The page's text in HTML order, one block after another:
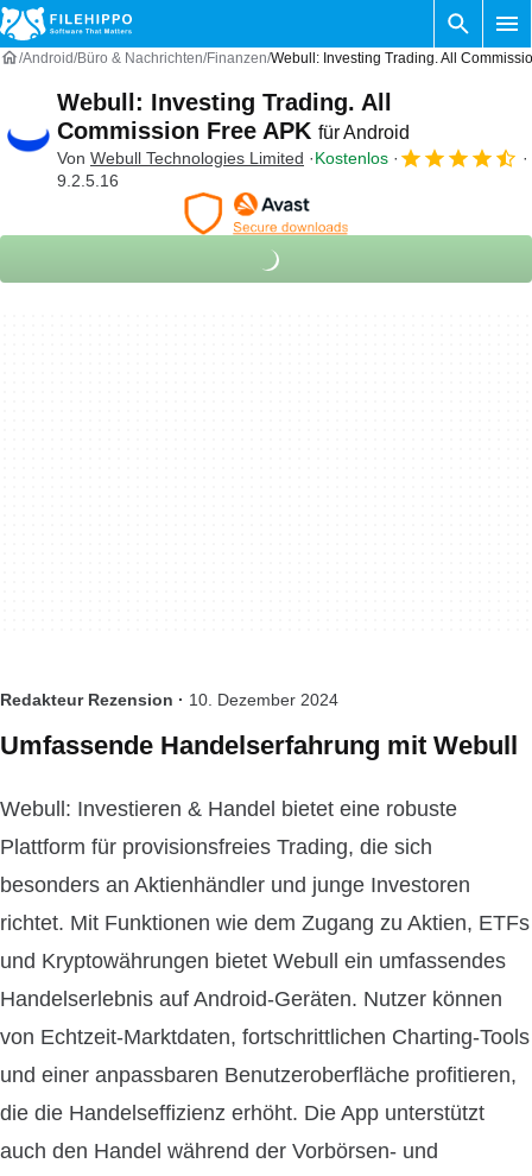
Android Büro & Nachrichten Finanzen Webull: Investing Trading. All
Webull: Investing Trading. All
Commission Free APK für Android
Von Webull Technologies Limited
Kostenlos
9.2.5.16
Redakteur Rezension · 10. Dezember 2024
Umfassende Handelserfahrung mit Webull
Webull: Investieren & Handel bietet eine robuste
Plattform für provisionsfreies Trading, die sich
besonders an Aktienhändler und junge Investoren
richtet. Mit Funktionen wie dem Zugang zu Aktien, ETFs
und Kryptowährungen bietet Webull ein umfassendes
Handelserlebnis auf Android-Geräten. Nutzer können
von Echtzeit-Marktdaten, fortschrittlichen Charting-Tools
und einer anpassbaren Benutzeroberfläche profitieren,
die die Handelseffizienz erhöht. Die App unterstützt
auch den Handel während der Vorbörsen- und